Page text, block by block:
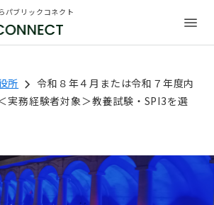
パブリックコネクト
所
令和８年４月または令和７年度内
実務経験者対象＞教養試験・SPI3を選